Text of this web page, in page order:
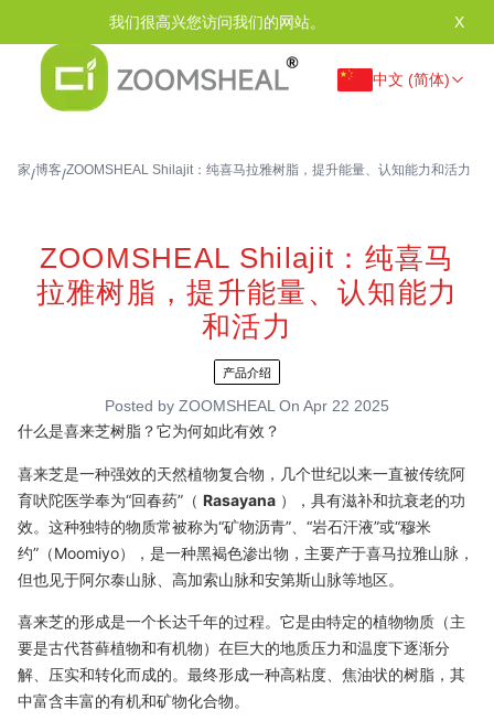
我们很高兴您访问我们的网站。 X
中文 (简体)
家/博客/ZOOMSHEAL Shilajit：纯喜马拉雅树脂，提升能量、认知能力和活力
ZOOMSHEAL Shilajit：纯喜马
拉雅树脂，提升能量、认知能力
和活力
产品介绍
Posted by ZOOMSHEAL On Apr 22 2025
什么是喜来芝树脂？它为何如此有效？
喜来芝是一种强效的天然植物复合物，几个世纪以来一直被传统阿
育吠陀医学奉为“回春药”（ Rasayana ），具有滋补和抗衰老的功
效。这种独特的物质常被称为“矿物沥青”、“岩石汗液”或“穆米
约”（Moomiyo），是一种黑褐色渗出物，主要产于喜马拉雅山脉，
但也见于阿尔泰山脉、高加索山脉和安第斯山脉等地区。
喜来芝的形成是一个长达千年的过程。它是由特定的植物物质（主
要是古代苔藓植物和有机物）在巨大的地质压力和温度下逐渐分
解、压实和转化而成的。最终形成一种高粘度、焦油状的树脂，其
中富含丰富的有机和矿物化合物。